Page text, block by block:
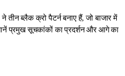
तीन ब्लैक क्रो पैटर्न बनाए हैं, जो बाजार में
प्रमुख सूचकांकों का प्रदर्शन और आगे का